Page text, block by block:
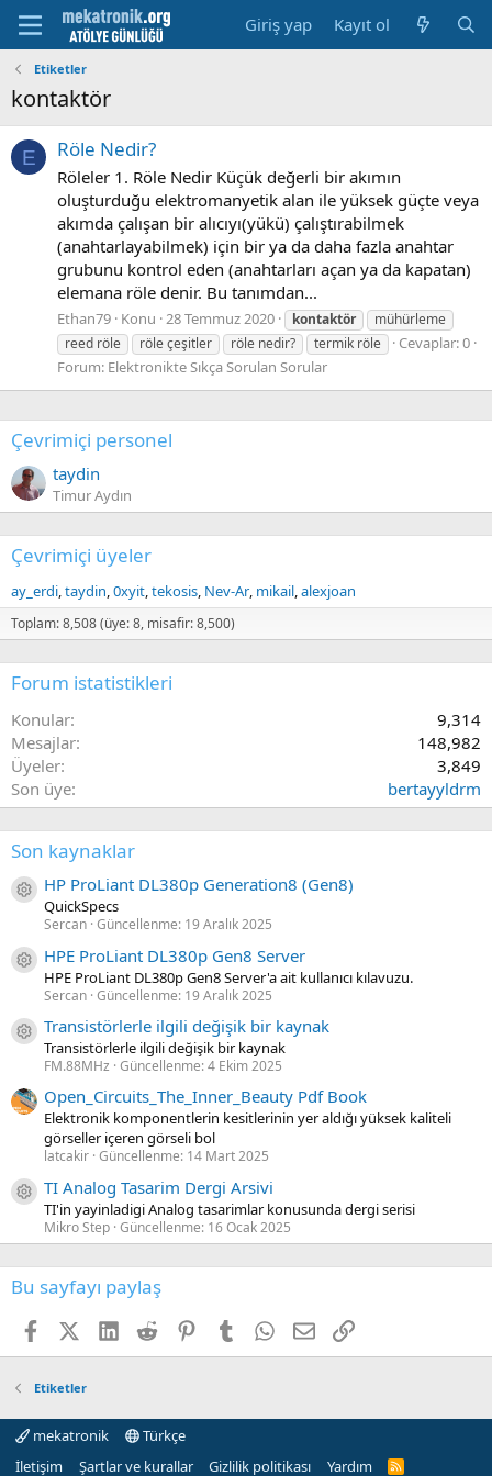
Giriş yap Kayıt ol
Etiketler
kontaktör
E Röle Nedir?
Röleler 1. Röle Nedir Küçük değerli bir akımın
oluşturduğu elektromanyetik alan ile yüksek güçte veya
akımda çalışan bir alıcıyı(yükü) çalıştırabilmek
(anahtarlayabilmek) için bir ya da daha fazla anahtar
grubunu kontrol eden (anahtarları açan ya da kapatan)
elemana röle denir. Bu tanımdan...
Ethan79 Konu 28 Temmuz 2020 kontaktör
mühürleme
reed röle
röle çeşitler röle nedir? termik röle
Cevaplar: 0
Forum: Elektronikte Sıkça Sorulan Sorular
Çevrimiçi personel
taydin
Timur Aydın
Çevrimiçi üyeler
ay_erdi taydin 0xyit tekosis Nev-Ar mikail alexjoan
Toplam: 8,508 (üye: 8, misafir: 8,500)
Forum istatistikleri
Konular
9,314
Mesajlar
148,982
Üyeler
3,849
Son üye
bertayyldrm
Son kaynaklar
Kaynak ikon/amblem
HP ProLiant DL380p Generation8 (Gen8)
QuickSpecs
Sercan Güncellenme: 19 Aralık 2025
Kaynak ikon/amblem
HPE ProLiant DL380p Gen8 Server
HPE ProLiant DL380p Gen8 Server'a ait kullanıcı kılavuzu.
Sercan Güncellenme: 19 Aralık 2025
Kaynak ikon/amblem
Transistörlerle ilgili değişik bir kaynak
Transistörlerle ilgili değişik bir kaynak
FM.88MHz Güncellenme:4 Ekim 2025
Open_Circuits_The_Inner_Beauty Pdf Book
Elektronik komponentlerin kesitlerinin yer aldığı yüksek kaliteli
görseller içeren görseli bol
latcakir Güncellenme: 14 Mart 2025
Kaynak ikon/amblem
TI Analog Tasarim Dergi Arsivi
TI'in yayinladigi Analog tasarimlar konusunda dergi serisi
Mikro Step Güncellenme: 16 Ocak 2025
Bu sayfayı paylaş
FacebookX (Twitter)
LinkedIn
Reddit PinterestTumblr WhatsApp
E-postaLink
Etiketler
mekatronik
Türkçe
İletişim
Şartlar ve kurallar Gizlilik politikası Yardım
R